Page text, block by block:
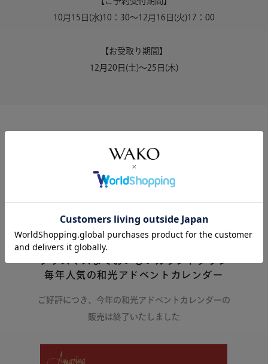
10月15日(水)10：30～12月16日(火)17：00
【お受取り期間】
12月20日(土)～25日(木)
クリスマス限定スウィーツ
毎年人気の和光アドベントカレンダー
ご好評につき、今年の和光アドベントカレンダーの
販売は終了いたしました